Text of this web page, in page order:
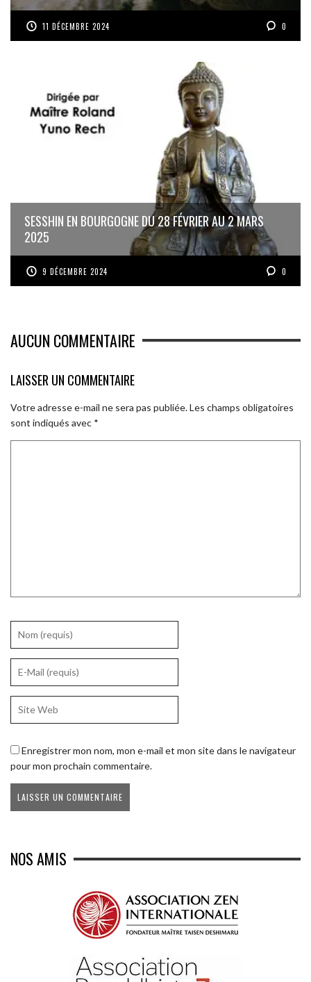
11 DÉCEMBRE 2024 0
SESSHIN EN BOURGOGNE DU 28 FÉVRIER AU 2 MARS
2025
9 DÉCEMBRE 2024 0
AUCUN COMMENTAIRE
LAISSER UN COMMENTAIRE
Votre adresse e-mail ne sera pas publiée.Les champs obligatoires
sont indiqués avec *
Enregistrer mon nom, mon e-mail et mon site dans le navigateur
pour mon prochain commentaire.
NOS AMIS